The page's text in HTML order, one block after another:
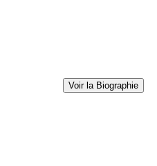
Voir la Biographie